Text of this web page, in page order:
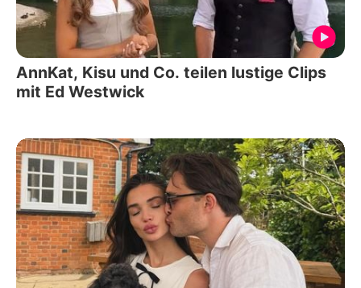
AnnKat, Kisu und Co. teilen lustige Clips
mit Ed Westwick